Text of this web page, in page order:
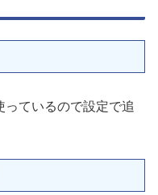
ているので設定で追